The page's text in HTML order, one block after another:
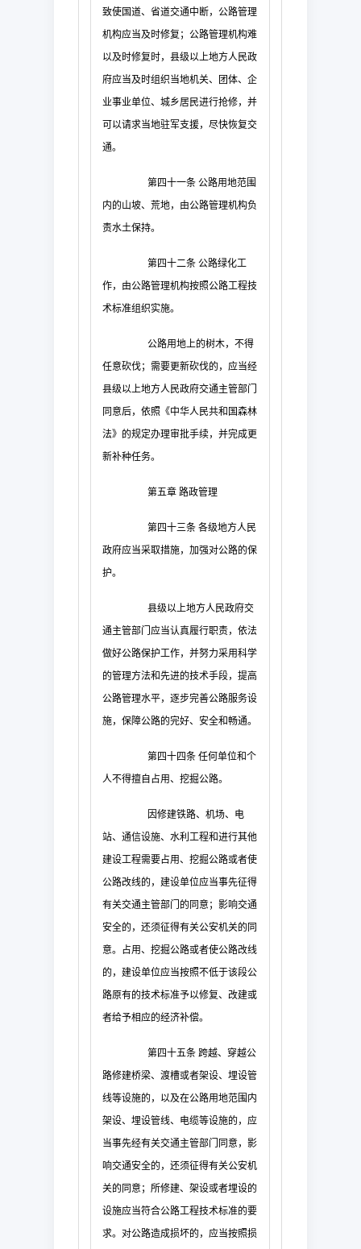
致使国道、省道交通中断，公路管理
机构应当及时修复；公路管理机构难
以及时修复时，县级以上地方人民政
府应当及时组织当地机关、团体、企
业事业单位、城乡居民进行抢修，并
可以请求当地驻军支援，尽快恢复交
通。
第四十一条 公路用地范围
内的山坡、荒地，由公路管理机构负
责水土保持。
第四十二条 公路绿化工
作，由公路管理机构按照公路工程技
术标准组织实施。
公路用地上的树木，不得
任意砍伐；需要更新砍伐的，应当经
县级以上地方人民政府交通主管部门
同意后，依照《中华人民共和国森林
法》的规定办理审批手续，并完成更
新补种任务。
第五章 路政管理
第四十三条 各级地方人民
政府应当采取措施，加强对公路的保
护。
县级以上地方人民政府交
通主管部门应当认真履行职责，依法
做好公路保护工作，并努力采用科学
的管理方法和先进的技术手段，提高
公路管理水平，逐步完善公路服务设
施，保障公路的完好、安全和畅通。
第四十四条 任何单位和个
人不得擅自占用、挖掘公路。
因修建铁路、机场、电
站、通信设施、水利工程和进行其他
建设工程需要占用、挖掘公路或者使
公路改线的，建设单位应当事先征得
有关交通主管部门的同意；影响交通
安全的，还须征得有关公安机关的同
意。占用、挖掘公路或者使公路改线
的，建设单位应当按照不低于该段公
路原有的技术标准予以修复、改建或
者给予相应的经济补偿。
第四十五条 跨越、穿越公
路修建桥梁、渡槽或者架设、埋设管
线等设施的，以及在公路用地范围内
架设、埋设管线、电缆等设施的，应
当事先经有关交通主管部门同意，影
响交通安全的，还须征得有关公安机
关的同意；所修建、架设或者埋设的
设施应当符合公路工程技术标准的要
求。对公路造成损坏的，应当按照损